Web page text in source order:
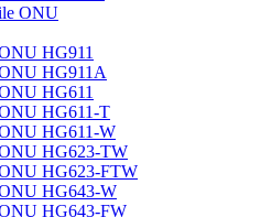
ONU
HG911
HG911A
HG611
HG611-T
HG611-W
HG623-TW
HG623-FTW
HG643-W
HG643-FW